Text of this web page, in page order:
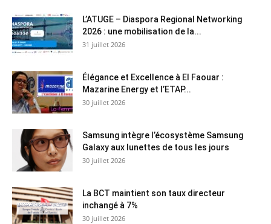
L’ATUGE – Diaspora Regional Networking
2026 : une mobilisation de la...
31 juillet 2026
Élégance et Excellence à El Faouar :
Mazarine Energy et l’ETAP...
30 juillet 2026
Samsung intègre l’écosystème Samsung
Galaxy aux lunettes de tous les jours
30 juillet 2026
La BCT maintient son taux directeur
inchangé à 7%
30 juillet 2026